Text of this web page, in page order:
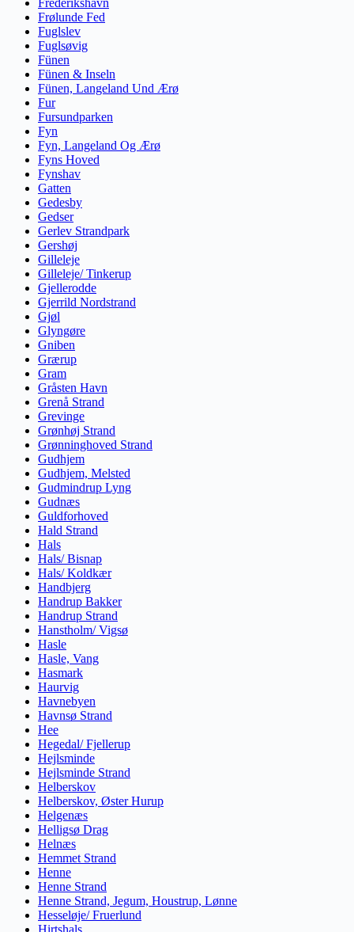
Frederikshavn
Frølunde Fed
Fuglslev
Fuglsøvig
Fünen
Fünen & Inseln
Fünen, Langeland Und Ærø
Fur
Fursundparken
Fyn
Fyn, Langeland Og Ærø
Fyns Hoved
Fynshav
Gatten
Gedesby
Gedser
Gerlev Strandpark
Gershøj
Gilleleje
Gilleleje/ Tinkerup
Gjellerodde
Gjerrild Nordstrand
Gjøl
Glyngøre
Gniben
Grærup
Gram
Gråsten Havn
Grenå Strand
Grevinge
Grønhøj Strand
Grønninghoved Strand
Gudhjem
Gudhjem, Melsted
Gudmindrup Lyng
Gudnæs
Guldforhoved
Hald Strand
Hals
Hals/ Bisnap
Hals/ Koldkær
Handbjerg
Handrup Bakker
Handrup Strand
Hanstholm/ Vigsø
Hasle
Hasle, Vang
Hasmark
Haurvig
Havnebyen
Havnsø Strand
Hee
Hegedal/ Fjellerup
Hejlsminde
Hejlsminde Strand
Helberskov
Helberskov, Øster Hurup
Helgenæs
Helligsø Drag
Helnæs
Hemmet Strand
Henne
Henne Strand
Henne Strand, Jegum, Houstrup, Lønne
Hesseløje/ Fruerlund